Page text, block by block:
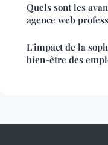
Quels sont les
agence web
L'impact de la
bien-être des